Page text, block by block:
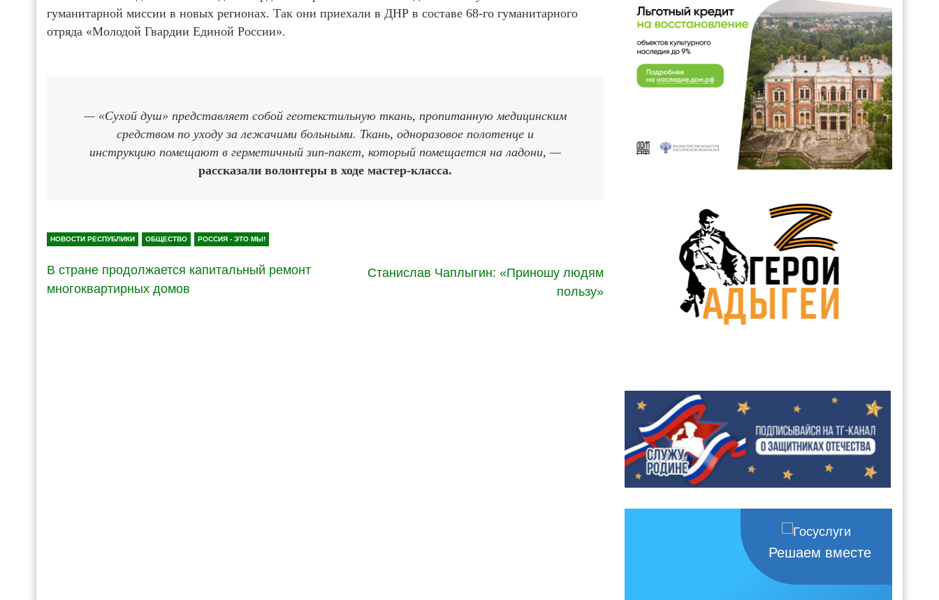
гуманитарной миссии в новых регионах. Так они приехали в ДНР в составе 68-го гуманитарного
отряда «Молодой Гвардии Единой России».
— «Сухой душ» представляет собой геотекстильную ткань, пропитанную медицинским
средством по уходу за лежачими больными. Ткань, одноразовое полотенце и
инструкцию помещают в герметичный зип-пакет, который помещается на ладони, —
рассказали волонтеры в ходе мастер-класса.
НОВОСТИ РЕСПУБЛИКИ ОБЩЕСТВО РОССИЯ - ЭТО МЫ!
В стране продолжается капитальный ремонт
многоквартирных домов
Станислав Чаплыгин: «Приношу людям
пользу»
Решаем вместе